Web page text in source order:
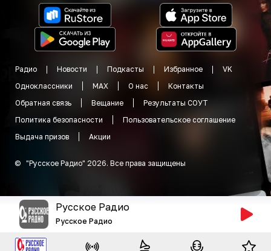
Радио Новости Подкасты Избранное
VK
Одноклассники
MAX О нас
Контакты
Обратная связь
Вещание
Результаты СОУТ
Политика безопасности
Пользовательское соглашение
Выдача призов
Акции
© "Русское Радио" 2026. Все права защищены
Русское Радио
Русское Радио